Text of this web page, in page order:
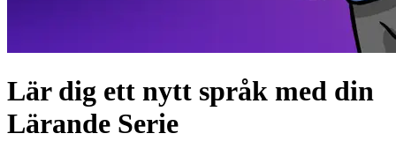
Lär dig ett nytt språk med din
Lärande Serie